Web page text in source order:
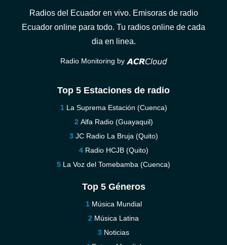
Radios del Ecuador en vivo. Emisoras de radio
Ecuador online para todo. Tu radios online de cada
dia en linea.
Radio Monitoring by
Top 5 Estaciones de radio
La Suprema Estación (Cuenca)
Alfa Radio (Guayaquil)
JC Radio La Bruja (Quito)
Radio HCJB (Quito)
La Voz del Tomebamba (Cuenca)
Top 5 Géneros
Música Mundial
Música Latina
Noticias